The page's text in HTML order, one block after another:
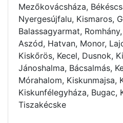
Mezőkovácsháza,
Nyergesújfalu, Kismaros,
Balassagyarmat,
Aszód, Hatvan, Monor,
Kiskőrös, Kecel, Dusnok,
Jánoshalma, Bácsalmás,
Mórahalom, Kiskunmajsa,
Kiskunfélegyháza, Bugac,
Tiszakécske